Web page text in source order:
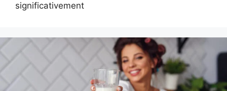
significativement